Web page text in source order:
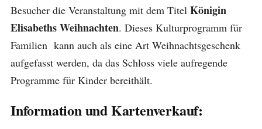
Besucher die Veranstaltung mit dem Titel Königin
Elisabeths Weihnachten. Dieses Kulturprogramm für
Familien kann auch als eine Art Weihnachtsgeschenk
aufgefasst werden, da das Schloss viele aufregende
Programme für Kinder bereithält.
Information und Kartenverkauf: